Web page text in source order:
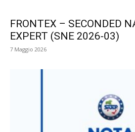
FRONTEX – SECONDED
EXPERT (SNE 2026-03)
7 Maggio 2026